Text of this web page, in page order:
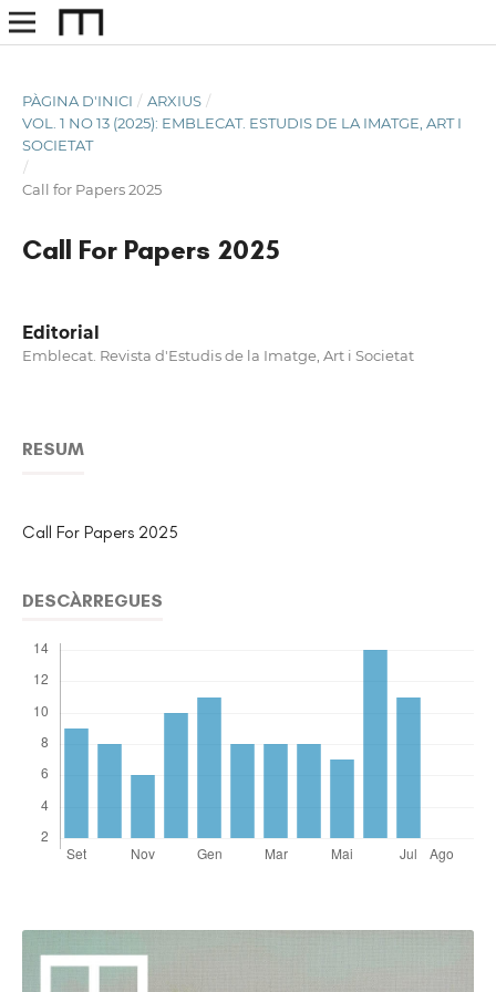
PÀGINA D'INICI / ARXIUS /
VOL. 1 NO 13 (2025): EMBLECAT. ESTUDIS DE LA IMATGE, ART I
SOCIETAT
/
Call for Papers 2025
Call For Papers 2025
Editorial
Emblecat. Revista d'Estudis de la Imatge, Art i Societat
RESUM
Call For Papers 2025
DESCÀRREGUES